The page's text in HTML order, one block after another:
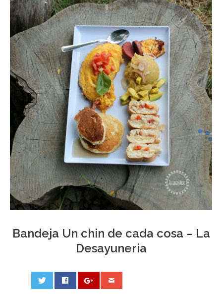
Bandeja Un chin de cada cosa – La
Desayuneria